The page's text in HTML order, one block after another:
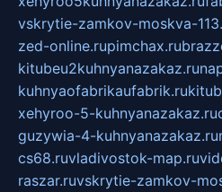
vskrytie-zamkov-moskva-
zed-online.rupimchax.ru
kitubeu2kuhnyanazakaz.ru
kuhnyaofabrikaufabrik.ru
xehyroo-5-kuhnyanazakaz.ru
guzywia-4-kuhnyanazakaz.ru
cs68.ruvladivostok-map.ru
raszar.ruvskrytie-zamkov-